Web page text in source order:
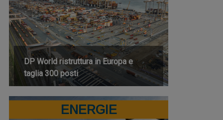
DP World ristruttura in Europa e
taglia 300 posti
ENERGIE